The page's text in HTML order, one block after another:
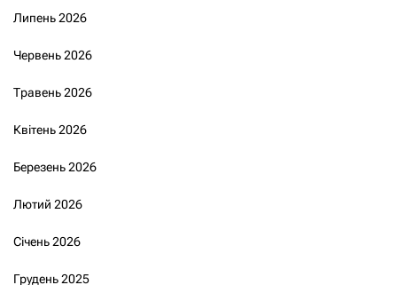
Липень 2026
Червень 2026
Травень 2026
Квітень 2026
Березень 2026
Лютий 2026
Січень 2026
Грудень 2025